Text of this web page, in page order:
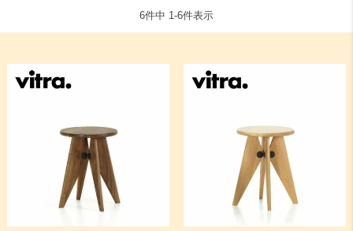
6件中 1-6件表示